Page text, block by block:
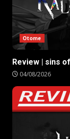
Otome
Review | sins
04/08/2026